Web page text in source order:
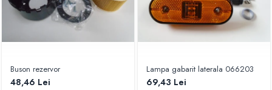
Buson rezervor
48,46 Lei
Lampa gabarit laterala 066203
69,43 Lei